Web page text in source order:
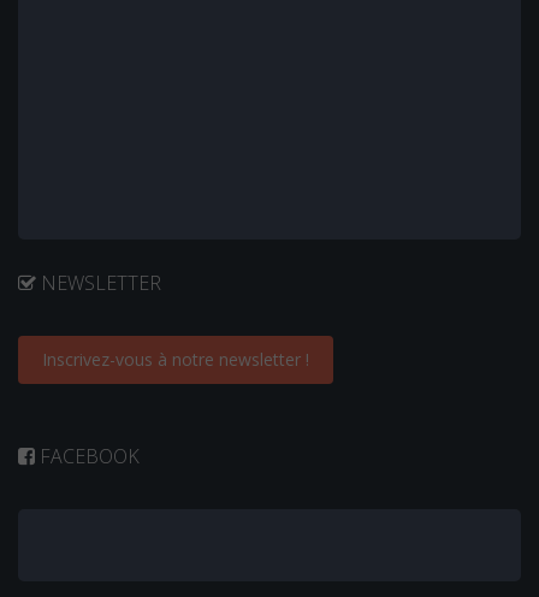
NEWSLETTER
Inscrivez-vous à notre newsletter !
FACEBOOK